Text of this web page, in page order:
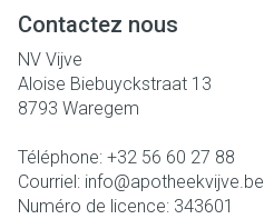
Contactez nous
NV Vijve
Aloise Biebuyckstraat 13
8793 Waregem
Téléphone: +32 56 60 27 88
Courriel: info@apotheekvijve.be
Numéro de licence: 343601